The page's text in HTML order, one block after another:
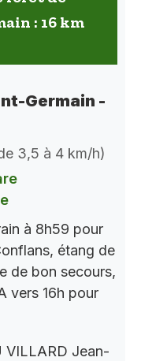
: 16 km
Germain -
3,5 à 4 km/h)
à 8h59 pour
étang de
de bon secours,
vers 16h pour
VILLARD Jean-